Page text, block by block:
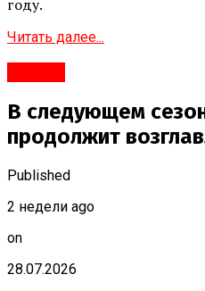
году.
Читать далее...
В следующем
продолжит
Published
2 недели ago
on
28.07.2026